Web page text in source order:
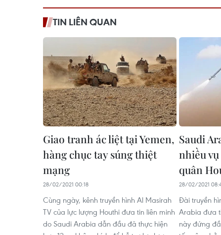
TIN LIÊN QUAN
Giao tranh ác liệt tại Yemen,
hàng chục tay súng thiệt
mạng
28/02/2021 00:18
Cùng ngày, kênh truyền hình Al Masirah
TV của lực lượng Houthi đưa tin liên minh
do Saudi Arabia dẫn đầu đã thực hiện
Saudi
nhiều
quân
28/02/2021
Đài truyền
Arabia đưa
này đứng